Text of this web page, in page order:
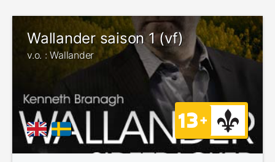
Wallander saison 1 (vf)
v.o. : Wallander